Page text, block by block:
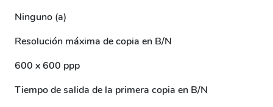
Ninguno (a)
Resolución máxima de copia en B/N
600 x 600 ppp
Tiempo de salida de la primera copia en B/N